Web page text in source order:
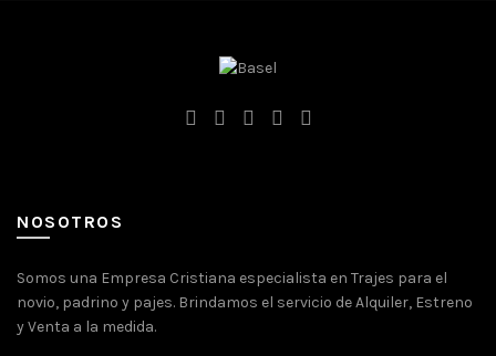
NOSOTROS
Somos una Empresa Cristiana especialista en Trajes para el
novio, padrino y pajes. Brindamos el servicio de Alquiler, Estreno
y Venta a la medida.